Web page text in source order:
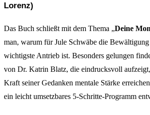
Lorenz)
Das Buch schließt mit dem Thema „Deine
man, warum für Jule Schwäbe die
wichtigste Antrieb ist. Besonders gelungen
von Dr. Katrin Blatz, die eindrucksvoll
Kraft seiner Gedanken mentale Stärke
ein leicht umsetzbares 5-Schritte-Programm